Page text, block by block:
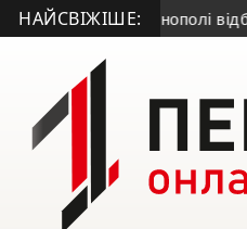
НАЙСВІЖІШЕ:
лікар • У Тернополі